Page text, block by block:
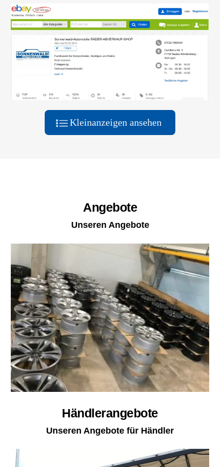
Kleinanzeigen ansehen
Angebote
Unseren Angebote
Händlerangebote
Unseren Angebote für Händler